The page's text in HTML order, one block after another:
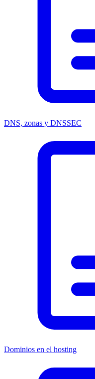
DNS, zonas y DNSSEC
Dominios en el hosting